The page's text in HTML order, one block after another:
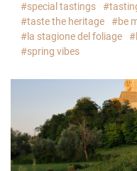
#special tastings
#taste the heritage
#be
#la stagione del foliage
#spring vibes